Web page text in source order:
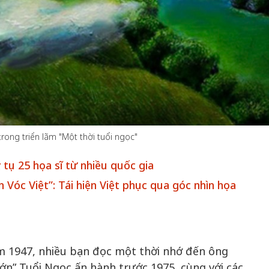
triển lãm "Một thời tuổi ngọc"
tụ 25 họa sĩ từ nhiều quốc gia
Việt”: Tái hiện Việt phục qua góc nhìn họa
1947, nhiều bạn đọc một thời nhớ đến ông
gia
Khơi
kiến
ấn
50 năm Việt Nam gia
nhập UNESCO: Khơi
nguồn nội lực văn hóa,
định hình vị thế kiến
tạo | Kỳ 4: Sáng kiến
làm nên diện mạo mới
50 năm Việt
nhập
nguồn nội lực
định hình vị
tạo | Kỳ 3: